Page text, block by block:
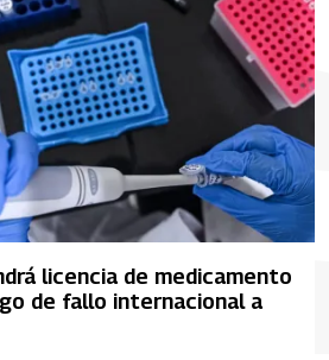
licencia de medicamento
de fallo internacional a